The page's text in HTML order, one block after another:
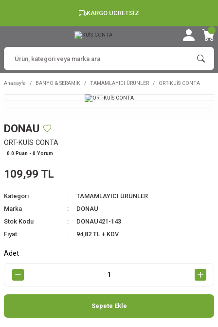
KARGO ÜCRETSİZ
Anasayfa BANYO & SERAMİK TAMAMLAYICI ÜRÜNLER ORT-KUİS CONTA
DONAU
ORT-KUİS CONTA
0.0 Puan - 0 Yorum
109,99 TL
Kategori
TAMAMLAYICI ÜRÜNLER
Marka
DONAU
Stok Kodu
DONAU421-143
Fiyat
94,82 TL + KDV
Adet
Sepete Ekle